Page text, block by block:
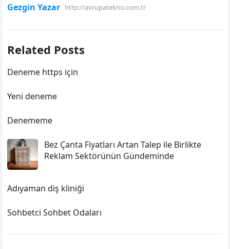
Gezgin Yazar http://avrupatekno.com.tr
Related Posts
Deneme https için
Yeni deneme
Denememe
Bez Çanta Fiyatları Artan Talep ile Birlikte
Reklam Sektörünün Gündeminde
Adıyaman diş kliniği
Sohbetci Sohbet Odaları